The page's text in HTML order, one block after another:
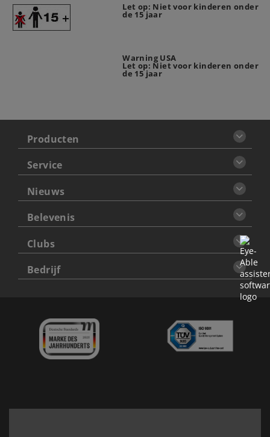
Let op: Niet voor kinderen onder
de 15 jaar
Warning USA
Let op: Niet voor kinderen onder
de 15 jaar
Producten
Service
Nieuws
Belevenis
Clubs
Bedrijf